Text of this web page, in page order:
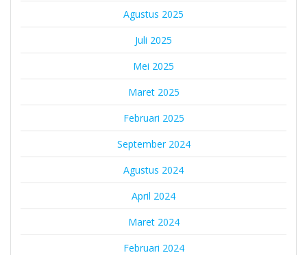
Agustus 2025
Juli 2025
Mei 2025
Maret 2025
Februari 2025
September 2024
Agustus 2024
April 2024
Maret 2024
Februari 2024